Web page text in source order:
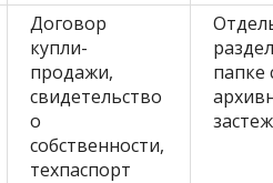
Договор
купли-
продажи,
свидетельство
о
собственности,
техпаспорт
папке